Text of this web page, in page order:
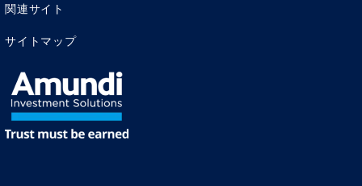
関連サイト
サイトマップ